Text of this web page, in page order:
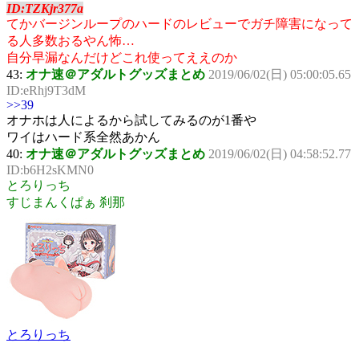
ID:TZKjr377a
てかバージンループのハードのレビューでガチ障害になって
る人多数おるやん怖…
自分早漏なんだけどこれ使ってええのか
43: オナ速＠アダルトグッズまとめ 2019/06/02(日) 05:00:05.65
ID:eRhj9T3dM
>>39
オナホは人によるから試してみるのが1番や
ワイはハード系全然あかん
40: オナ速＠アダルトグッズまとめ 2019/06/02(日) 04:58:52.77
ID:b6H2sKMN0
とろりっち
すじまんくぱぁ 刹那
とろりっち